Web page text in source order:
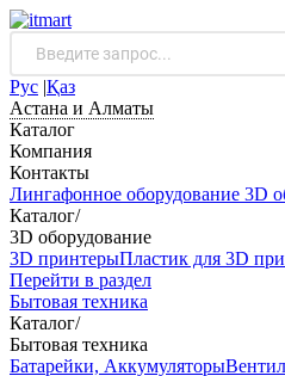
Рус |Қаз
Астана и Алматы
Каталог
Компания
Контакты
Лингафонное оборудование 3D
Каталог/
3D оборудование
3D принтерыПластик для 3D
Перейти в раздел
Бытовая техника
Каталог/
Бытовая техника
Батарейки, Аккумуляторы